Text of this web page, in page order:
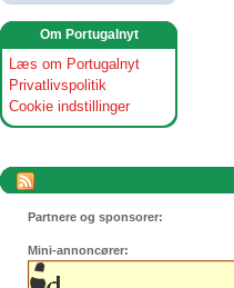
Om Portugalnyt
Læs om Portugalnyt
Privatlivspolitik
Cookie indstillinger
Partnere og sponsorer:
Mini-annoncører: